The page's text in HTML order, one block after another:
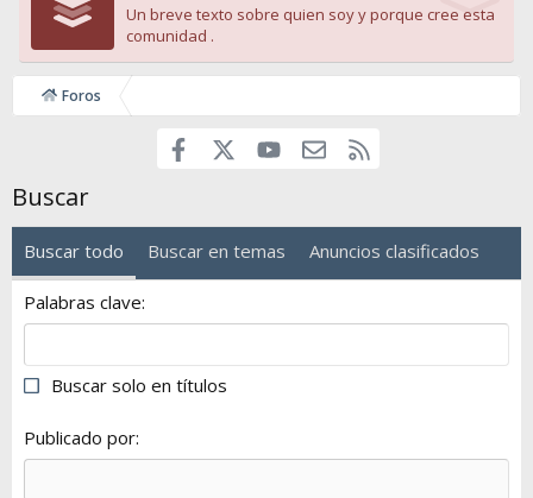
Un breve texto sobre quien soy y porque cree esta
comunidad .
Foros
Facebook youtubeContáctanos
Buscar
Buscar todo Buscar en temas Anuncios clasificados
Palabras clave
Buscar solo en títulos
Publicado por